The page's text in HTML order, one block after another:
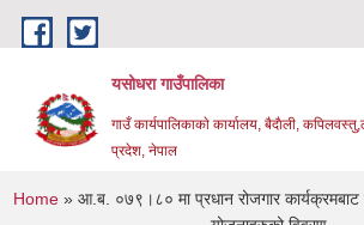
Skip to main content
यसोधरा गाउँपालिका
गाउँ कार्यपालिकाकाे कार्यालय, बैदाैली,
प्रदेश, नेपाल
You are here
Home» आ.ब. ०७९।८० मा प्रधान रोजगार